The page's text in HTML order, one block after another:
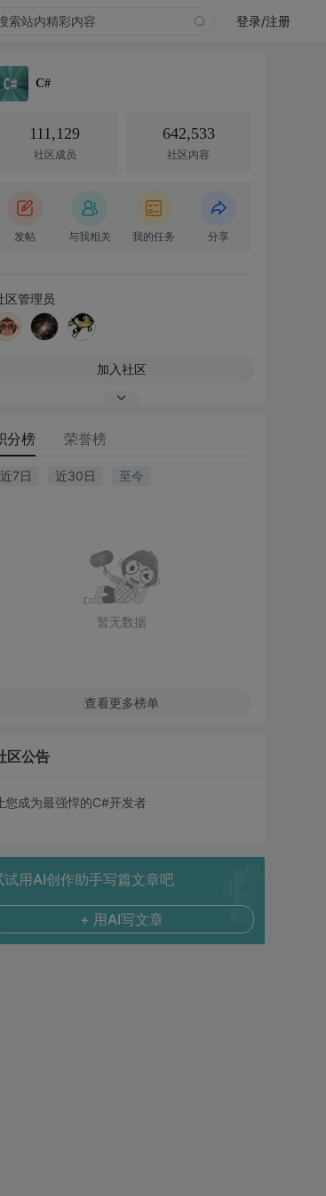
登录/注册
C#
111,129
社区成员
642,533
社区内容
发帖 与我相关 我的任务 分享
区管理员
加入社区
分榜 荣誉榜
近7日 近30日 至今
暂无数据
查看更多榜单
区公告
您成为最强悍的C#开发者
试用AI创作助手写篇文章吧
+ 用AI写文章